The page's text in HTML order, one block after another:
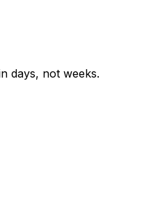
days, not weeks.